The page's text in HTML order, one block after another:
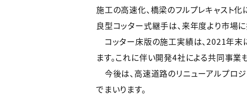
施工の高速化、橋梁のフルプレキャスト
良型コッター式継手は、来年度より市場
コッター床版の施工実績は、2021年
ます。これに伴い開発4社による共同事業
今後は、高速道路のリニューアルプロ
でまいります。